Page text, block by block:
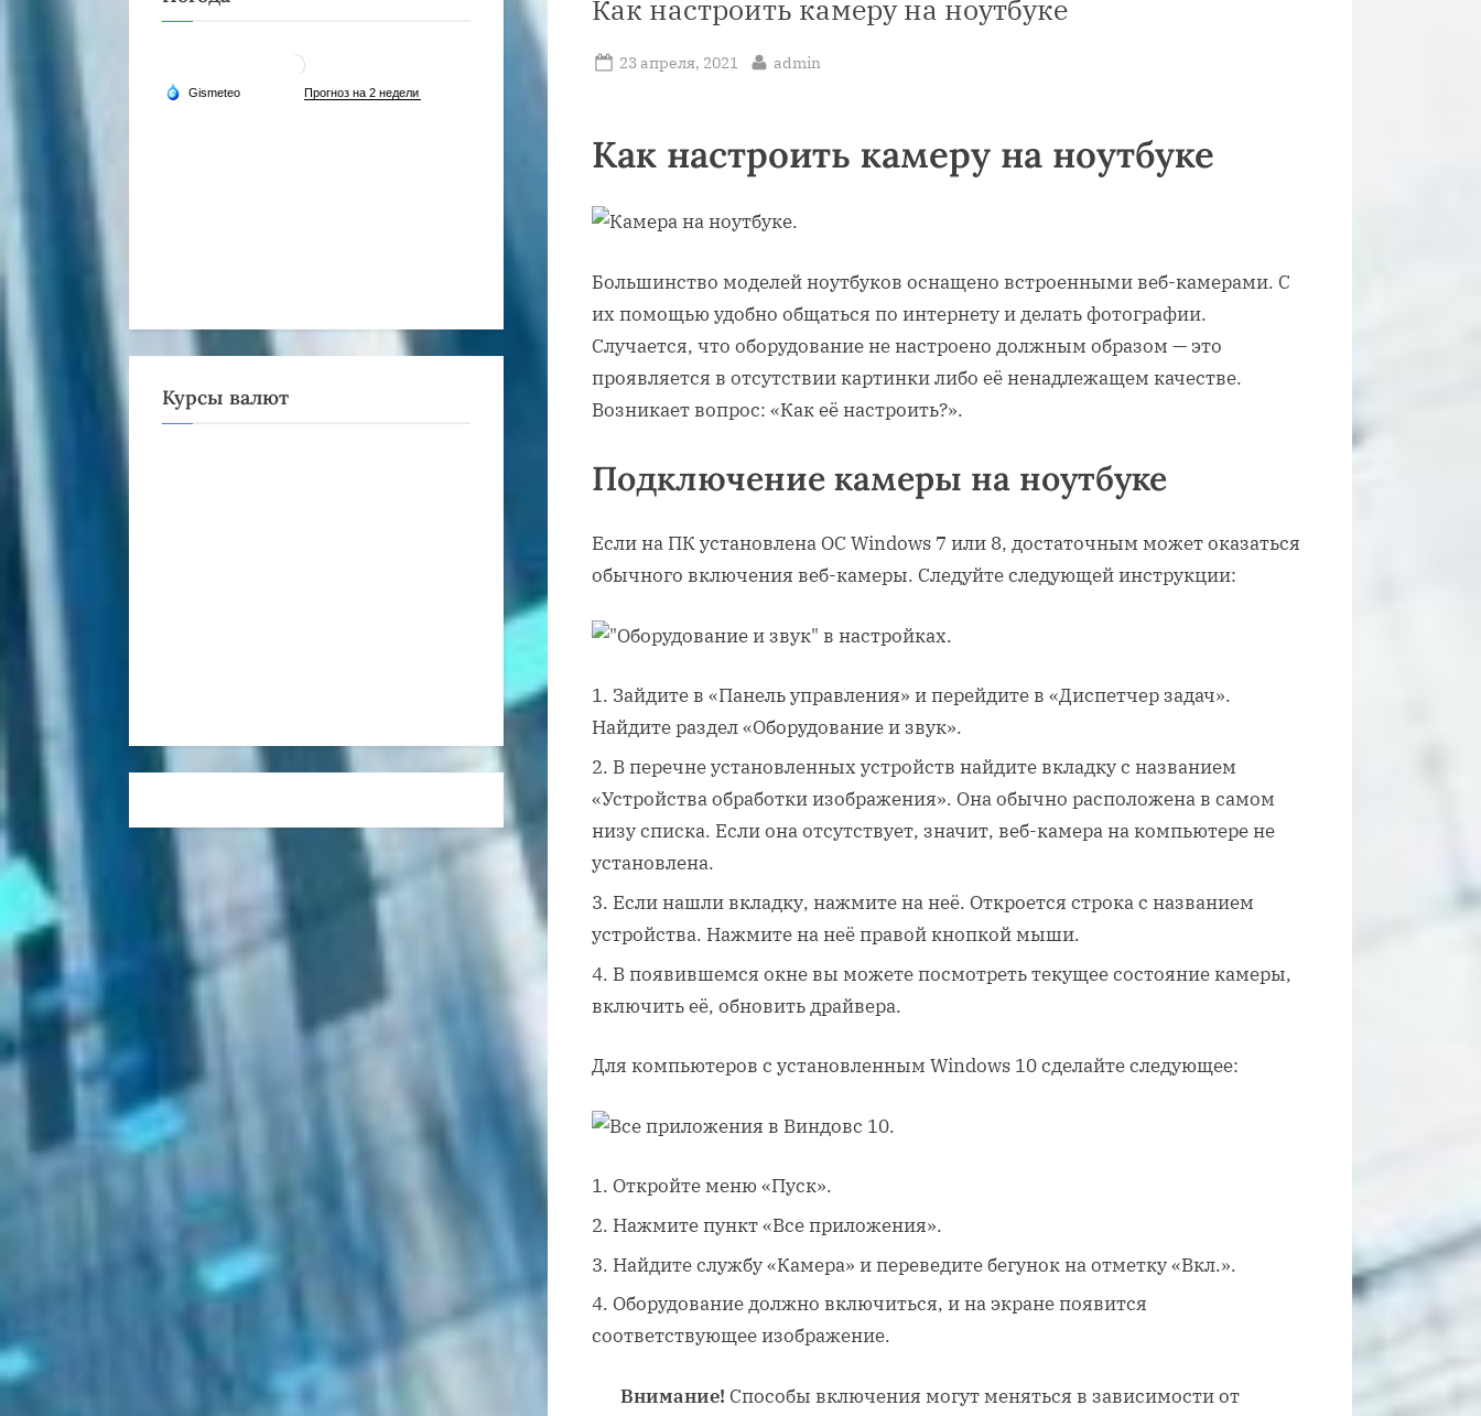
Как настроить камеру на ноутбуке
Posted
23 апреля, 2021 By
admin
Как настроить камеру на ноутбуке
Большинство моделей ноутбуков оснащено встроенными веб-камерами. С
их помощью удобно общаться по интернету и делать фотографии.
Случается, что оборудование не настроено должным образом — это
проявляется в отсутствии картинки либо её ненадлежащем качестве.
Возникает вопрос: «Как её настроить?».
Подключение камеры на ноутбуке
Если на ПК установлена ОС Windows 7 или 8, достаточным может оказаться
обычного включения веб-камеры. Следуйте следующей инструкции:
Зайдите в «Панель управления» и перейдите в «Диспетчер задач».
Найдите раздел «Оборудование и звук».
В перечне установленных устройств найдите вкладку с названием
«Устройства обработки изображения». Она обычно расположена в самом
низу списка. Если она отсутствует, значит, веб-камера на компьютере не
установлена.
Если нашли вкладку, нажмите на неё. Откроется строка с названием
устройства. Нажмите на неё правой кнопкой мыши.
В появившемся окне вы можете посмотреть текущее состояние камеры,
включить её, обновить драйвера.
Для компьютеров с установленным Windows 10 сделайте следующее:
Откройте меню «Пуск».
Нажмите пункт «Все приложения».
Найдите службу «Камера» и переведите бегунок на отметку «Вкл.».
Оборудование должно включиться, и на экране появится
соответствующее изображение.
Внимание! Способы включения могут меняться в зависимости от
Курсы валют